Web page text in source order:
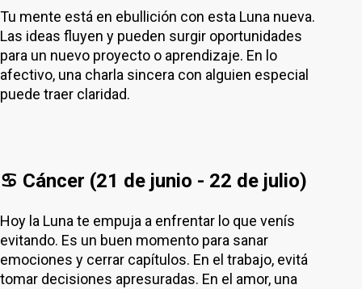
Tu mente está en ebullición con esta Luna nueva.
Las ideas fluyen y pueden surgir oportunidades
para un nuevo proyecto o aprendizaje. En lo
afectivo, una charla sincera con alguien especial
puede traer claridad.
♋ Cáncer (21 de junio - 22 de julio)
Hoy la Luna te empuja a enfrentar lo que venís
evitando. Es un buen momento para sanar
emociones y cerrar capítulos. En el trabajo, evitá
tomar decisiones apresuradas. En el amor, una